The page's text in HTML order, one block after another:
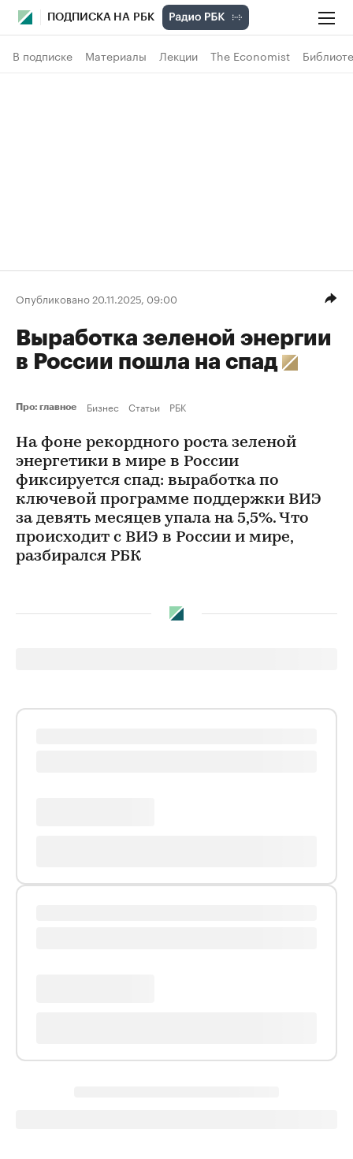
ПОДПИСКА НА РБК
В подписке Материалы Лекции The Economist
Опубликовано 20.11.2025, 09:00
Выработка зеленой энергии
в России пошла на спад
Про: главное Бизнес Статьи РБК
На фоне рекордного роста зеленой
энергетики в мире в России
фиксируется спад: выработка по
ключевой программе поддержки ВИЭ
за девять месяцев упала на 5,5%. Что
происходит с ВИЭ в России и мире,
разбирался РБК